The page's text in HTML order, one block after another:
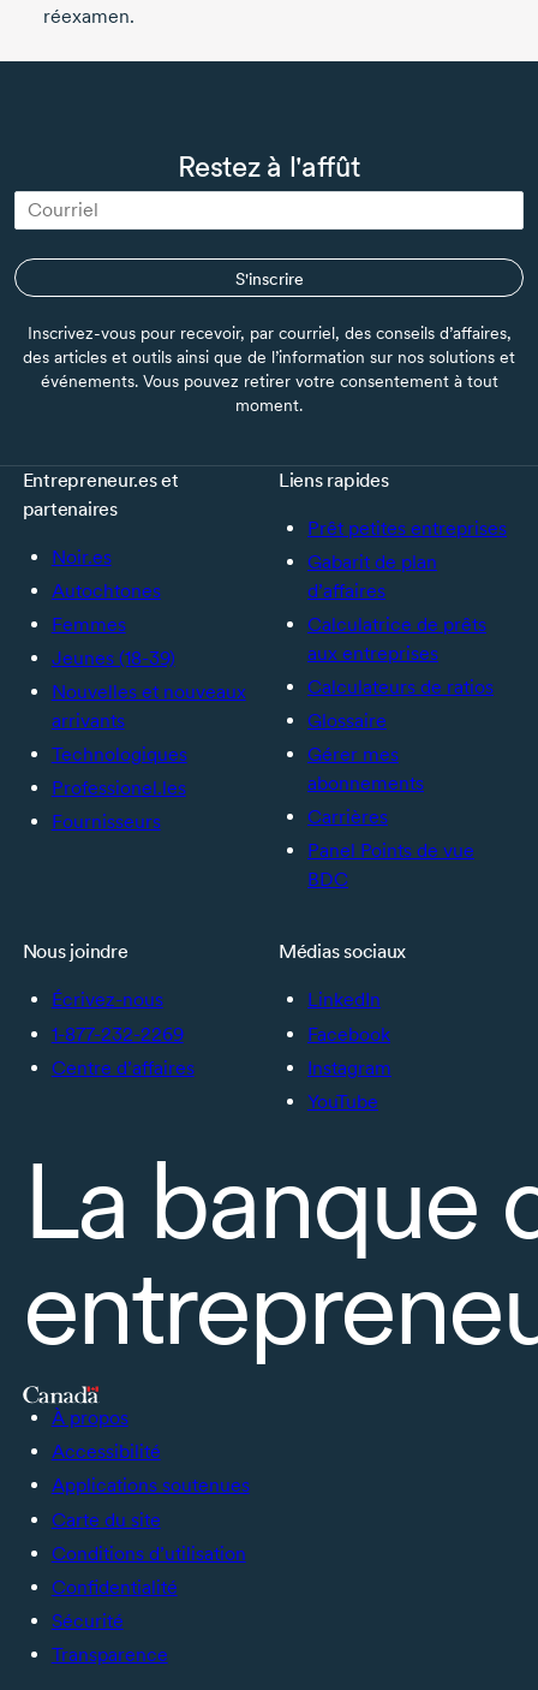
réexamen.
H3B 2G2
Numéro sans frais:1-800-232-1150
En savoir plus sur le rôle de l’ombudsman de BDC
Restez à l'affût
S'inscrire
Inscrivez-vous pour recevoir, par courriel, des conseils d’affaires,
des articles et outils ainsi que de l’information sur nos solutions et
événements. Vous pouvez retirer votre consentement à tout
moment.
Entrepreneur.es et
partenaires
Noir.es
Autochtones
Femmes
Jeunes (18-39)
Nouvelles et nouveaux
arrivants
Technologiques
Professionel.les
Fournisseurs
Liens rapides
Prêt petites entreprises
Gabarit de plan
d’affaires
Calculatrice de prêts
aux entreprises
Calculateurs de ratios
Glossaire
Gérer mes
abonnements
Carrières
Panel Points de vue
BDC
Nous joindre
Écrivez-nous
1-877-232-2269
Centre d’affaires
Médias sociaux
LinkedIn
Facebook
Instagram
YouTube
La banque
À propos
Accessibilité
Applications soutenues
Carte du site
Conditions d’utilisation
Confidentialité
Sécurité
Transparence